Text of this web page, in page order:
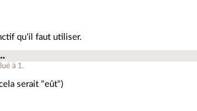
qu'il faut utiliser.
à 1 .
serait "eût")